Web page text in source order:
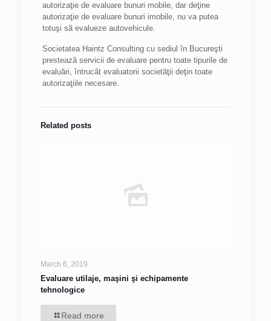
autorizaţie de evaluare bunuri mobile, dar deţine
autorizaţie de evaluare bunuri imobile, nu va putea
totuşi să evalueze autovehicule.
Societatea Haintz Consulting cu sediul în Bucureşti
prestează servicii de evaluare pentru toate tipurile de
evaluări, întrucât evaluatorii societăţii deţin toate
autorizaţiile necesare.
Related posts
March 6, 2019
Evaluare utilaje, maşini şi echipamente
tehnologice
Read more